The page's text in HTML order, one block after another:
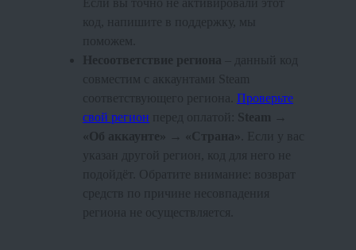
код, напишите в поддержку, мы
поможем.
Несоответствие региона
совместим с аккаунтами Steam
соответствующего региона. Проверьте
свой регион
Steam →
«Об аккаунте» → «Страна»
. Если у вас
указан другой регион, код для него не
подойдёт. Обратите внимание: возврат
региона не осуществляется.